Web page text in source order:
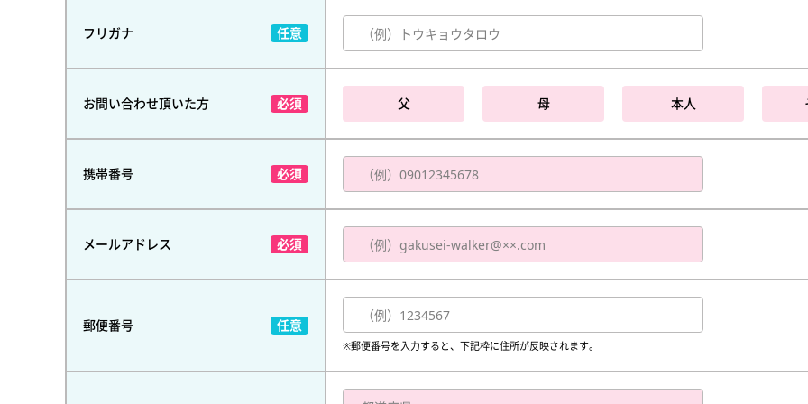
フリガナ
お問い合わせ頂いた方 父 母 本人
携帯番号
メールアドレス
郵便番号
※郵便番号を入力すると、下記枠に住所が反映されます。